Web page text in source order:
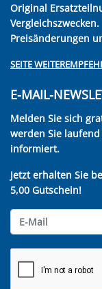
Original
Vergleichszwecken.
Preisänderungen
SEITE
E-MAIL-
Melden Sie sich
werden Sie
informiert.
Jetzt erhalten Sie
5,00 Gutschein!